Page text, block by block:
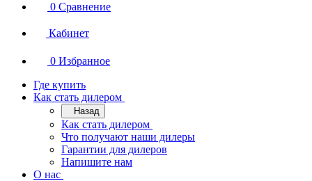
0 Сравнение
Кабинет
0 Избранное
Где купить
Как стать дилером
Назад
Как стать дилером
Что получают наши дилеры
Гарантии для дилеров
Напишите нам
О нас